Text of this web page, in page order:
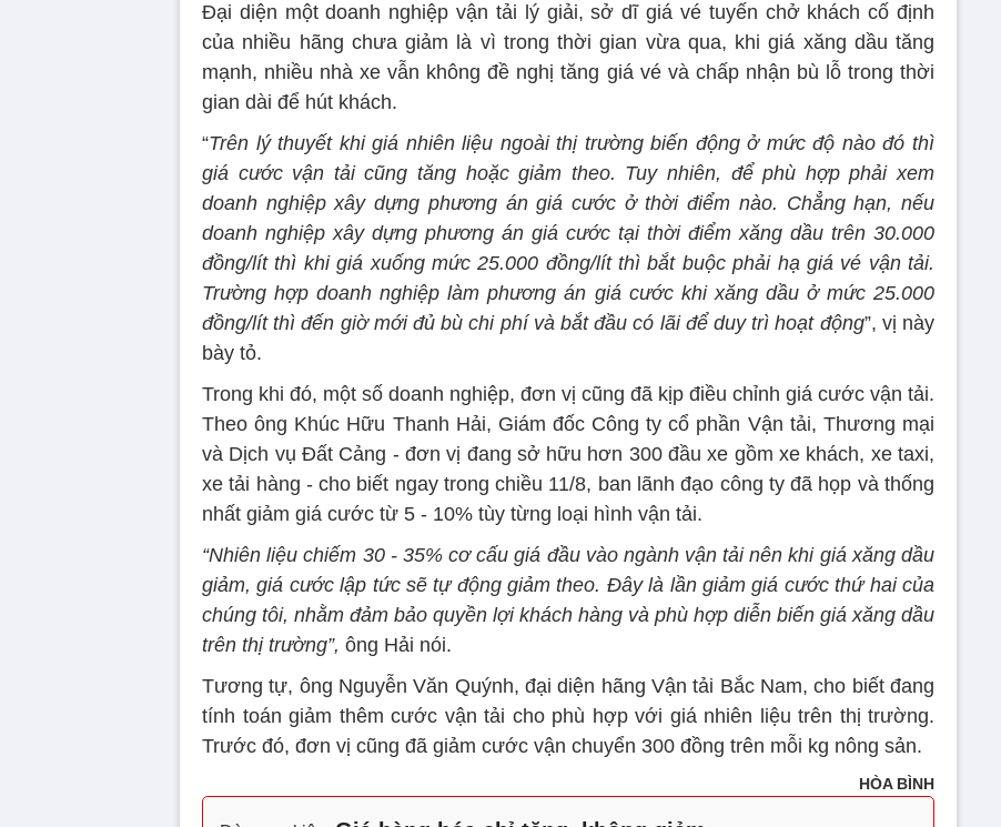
Đại diện một doanh nghiệp vận tải lý giải, sở dĩ giá vé tuyến chở khách cố định
của nhiều hãng chưa giảm là vì trong thời gian vừa qua, khi giá xăng dầu tăng
mạnh, nhiều nhà xe vẫn không đề nghị tăng giá vé và chấp nhận bù lỗ trong thời
gian dài để hút khách.
“Trên lý thuyết khi giá nhiên liệu ngoài thị trường biến động ở mức độ nào đó thì
giá cước vận tải cũng tăng hoặc giảm theo. Tuy nhiên, để phù hợp phải xem
doanh nghiệp xây dựng phương án giá cước ở thời điểm nào. Chẳng hạn, nếu
doanh nghiệp xây dựng phương án giá cước tại thời điểm xăng dầu trên 30.000
đồng/lít thì khi giá xuống mức 25.000 đồng/lít thì bắt buộc phải hạ giá vé vận tải.
Trường hợp doanh nghiệp làm phương án giá cước khi xăng dầu ở mức 25.000
đồng/lít thì đến giờ mới đủ bù chi phí và bắt đầu có lãi để duy trì hoạt động”, vị này
bày tỏ.
Trong khi đó, một số doanh nghiệp, đơn vị cũng đã kịp điều chỉnh giá cước vận tải.
Theo ông Khúc Hữu Thanh Hải, Giám đốc Công ty cổ phần Vận tải, Thương mại
và Dịch vụ Đất Cảng - đơn vị đang sở hữu hơn 300 đầu xe gồm xe khách, xe taxi,
xe tải hàng - cho biết ngay trong chiều 11/8, ban lãnh đạo công ty đã họp và thống
nhất giảm giá cước từ 5 - 10% tùy từng loại hình vận tải.
“Nhiên liệu chiếm 30 - 35% cơ cấu giá đầu vào ngành vận tải nên khi giá xăng dầu
giảm, giá cước lập tức sẽ tự động giảm theo. Đây là lần giảm giá cước thứ hai của
chúng tôi, nhằm đảm bảo quyền lợi khách hàng và phù hợp diễn biến giá xăng dầu
trên thị trường”, ông Hải nói.
Tương tự, ông Nguyễn Văn Quýnh, đại diện hãng Vận tải Bắc Nam, cho biết đang
tính toán giảm thêm cước vận tải cho phù hợp với giá nhiên liệu trên thị trường.
Trước đó, đơn vị cũng đã giảm cước vận chuyển 300 đồng trên mỗi kg nông sản.
HÒA BÌNH